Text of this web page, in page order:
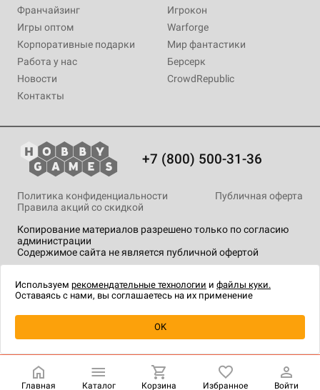
Уведомить о наличии
Франчайзинг
Игры оптом
Корпоративные подарки
Работа у нас
Новости
Контакты
Игрокон
Warforge
Мир фантастики
Берсерк
CrowdRepublic
+7 (800) 500-31-36
Копирование материалов разрешено только по согласию
администрации
Содержимое сайта не является публичной офертой
Политика конфиденциальности
Публичная оферта
Правила акций со скидкой
технологии.
Главная Каталог Корзина Избранное Войти
Используем рекомендательные технологии и файлы куки.
Оставаясь с нами, вы соглашаетесь на их применение
OK